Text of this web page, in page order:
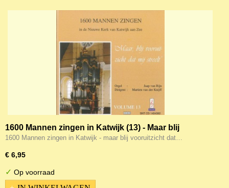
1600 Mannen zingen in Katwijk (13) - Maar blij
vooruitzicht dat mij streelt
1600 Mannen zingen in Katwijk - maar blij vooruitzicht dat…
€ 6,95
✓ Op voorraad